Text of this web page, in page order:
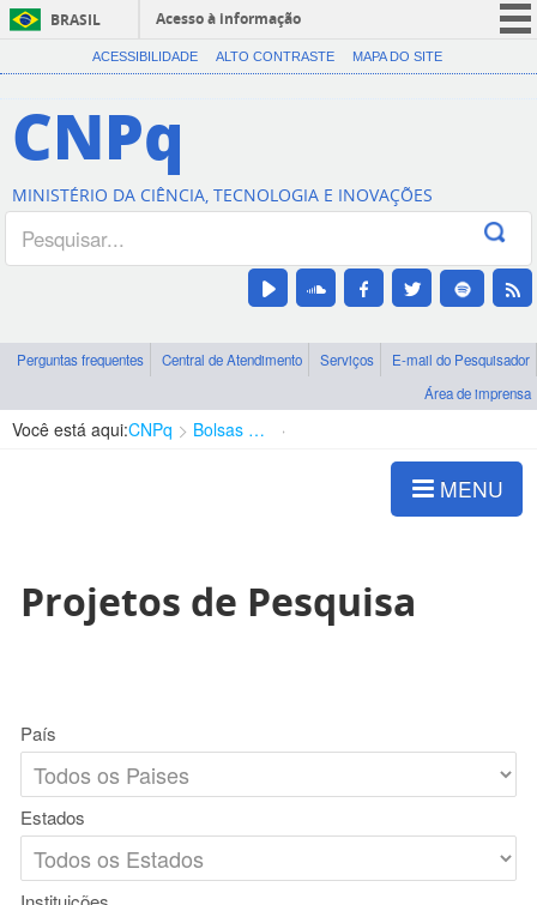
BRASIL
Acesso à informação
CORONAVÍRUS (COVID-19)
Canais
ACESSIBILIDADE ALTO CONTRASTE MAPA DO SITE
CNPq
MINISTÉRIO DA CIÊNCIA, TECNOLOGIA E INOVAÇÕES
Perguntas frequentes Central de Atendimento Serviços
E-mail do Pesquisador
Área de imprensa
Você está aqui:CNPq Bolsas e Auxílios Vigentes
MENU
Projetos de Pesquisa
País
Estados